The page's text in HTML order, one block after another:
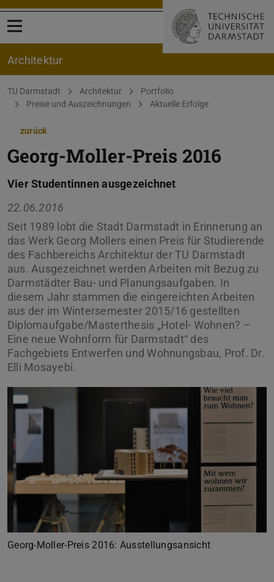
Menü öffnen
Architektur
Sie befinden sich hier:
TU Darmstadt Architektur
Portfolio
Preise und Auszeichnungen
Aktuelle Erfolge
zurück
Georg-Moller-Preis 2016
Vier Studentinnen ausgezeichnet
22.06.2016
Seit 1989 lobt die Stadt Darmstadt in Erinnerung an
das Werk Georg Mollers einen Preis für Studierende
des Fachbereichs Architektur der TU Darmstadt
aus. Ausgezeichnet werden Arbeiten mit Bezug zu
Darmstädter Bau- und Planungsaufgaben. In
diesem Jahr stammen die eingereichten Arbeiten
aus der im Wintersemester 2015/16 gestellten
Diplomaufgabe/Masterthesis „Hotel- Wohnen? –
Eine neue Wohnform für Darmstadt“ des
Fachgebiets Entwerfen und Wohnungsbau, Prof. Dr.
Elli Mosayebi.
Georg-Moller-Preis 2016: Ausstellungsansicht
Zurück